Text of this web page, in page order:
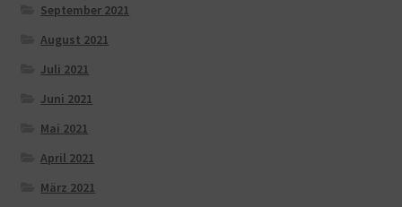
September 2021
August 2021
Juli 2021
Juni 2021
Mai 2021
April 2021
März 2021